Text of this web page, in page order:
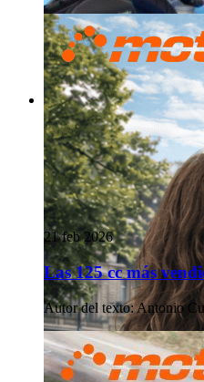
21 feb 2026
Las 125 cc más
Autor del texto:Antonio